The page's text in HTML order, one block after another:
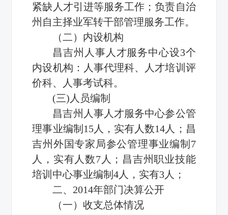
紧缺人才引进等服务工作；负责自治
州自主择业军转干部管理服务工作。
（二）内设机构
昌吉州人事人才服务中心设3个
内设机构：人事代理科、人才培训评
价科、人事考试科。
(三)人员编制
昌吉州人事人才服务中心参公管
理事业编制15人，实有人数14人；昌
吉州外国专家局参公管理事业编制7
人，实有人数7人；昌吉州职业技能
培训中心事业编制4人，实有3人；
二、2014年部门决算公开
（一）收支总体情况